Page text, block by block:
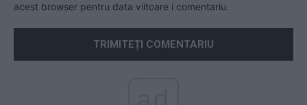
acest browser pentru data viitoare i comentariu.